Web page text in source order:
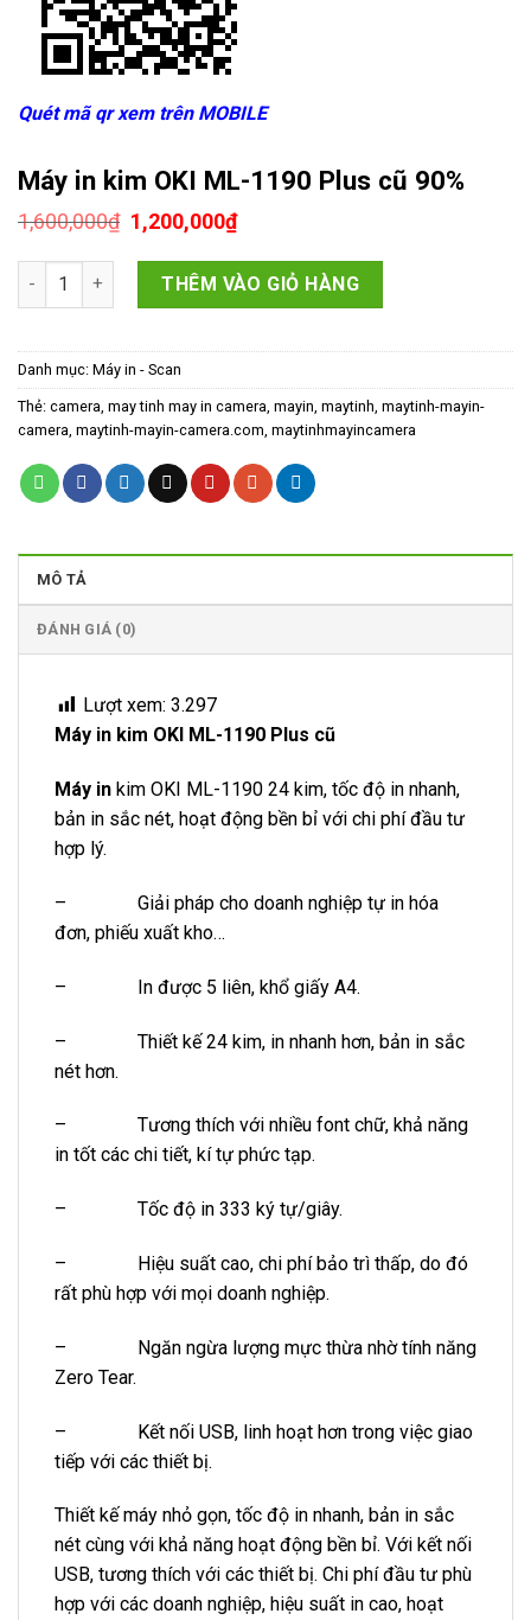
Quét mã qr xem trên MOBILE
Máy in kim OKI ML-1190 Plus cũ 90%
1,600,000₫ Giá
gốc
là:
1,600,000₫.
1,200,000₫Giá
tại
là:
1,200,000₫.
Máy in kim OKI ML-1190 Plus cũ 90% số lượng
THÊM VÀO GIỎ HÀNG
Danh mục: Máy in - Scan
Thẻ: camera, may tinh may in camera, mayin, maytinh, maytinh-mayin-
camera, maytinh-mayin-camera.com, maytinhmayincamera
MÔ TẢ
ĐÁNH GIÁ (0)
Lượt xem: 3.297
Máy in kim OKI ML-1190 Plus cũ
Máy in kim OKI ML-1190 24 kim, tốc độ in nhanh,
bản in sắc nét, hoạt động bền bỉ với chi phí đầu tư
hợp lý.
– Giải pháp cho doanh nghiệp tự in hóa
đơn, phiếu xuất kho…
– In được 5 liên, khổ giấy A4.
– Thiết kế 24 kim, in nhanh hơn, bản in sắc
nét hơn.
– Tương thích với nhiều font chữ, khả năng
in tốt các chi tiết, kí tự phức tạp.
– Tốc độ in 333 ký tự/giây.
– Hiệu suất cao, chi phí bảo trì thấp, do đó
rất phù hợp với mọi doanh nghiệp.
– Ngăn ngừa lượng mực thừa nhờ tính năng
Zero Tear.
– Kết nối USB, linh hoạt hơn trong việc giao
tiếp với các thiết bị.
Thiết kế máy nhỏ gọn, tốc độ in nhanh, bản in sắc
nét cùng với khả năng hoạt động bền bỉ. Với kết nối
USB, tương thích với các thiết bị. Chi phí đầu tư phù
hợp với các doanh nghiệp, hiệu suất in cao, hoạt